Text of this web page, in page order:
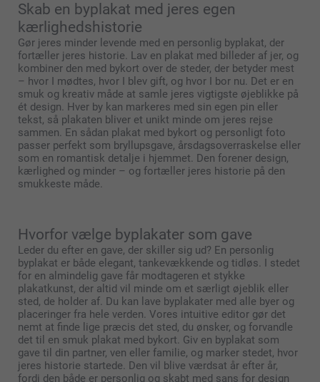
Skab en byplakat med jeres egen
kærlighedshistorie
Gør jeres minder levende med en personlig byplakat, der
fortæller jeres historie. Lav en plakat med billeder af jer, og
kombiner den med bykort over de steder, der betyder mest
– hvor I mødtes, hvor I blev gift, og hvor I bor nu. Det er en
smuk og kreativ måde at samle jeres vigtigste øjeblikke på
ét design. Hver by kan markeres med sin egen pin eller
tekst, så plakaten bliver et unikt minde om jeres rejse
sammen. En sådan plakat med bykort og personligt foto
passer perfekt som bryllupsgave, årsdagsoverraskelse eller
som en romantisk detalje i hjemmet. Den forener design,
kærlighed og minder – og fortæller jeres historie på den
smukkeste måde.
Hvorfor vælge byplakater som gave
Leder du efter en gave, der skiller sig ud? En personlig
byplakat er både elegant, tankevækkende og tidløs. I stedet
for en almindelig gave får modtageren et stykke
plakatkunst, der altid vil minde om et særligt øjeblik eller
sted, de holder af. Du kan lave byplakater med alle byer og
placeringer fra hele verden. Vores intuitive editor gør det
nemt at finde lige præcis det sted, du ønsker, og forvandle
det til en smuk plakat med bykort. Giv en byplakat som
gave til din partner, ven eller familie, og marker stedet, hvor
jeres historie startede. Den vil blive værdsat år efter år,
fordi den både er personlig og skabt med sans for design